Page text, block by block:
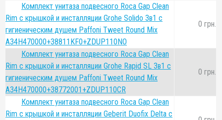
Комплект унитаза подвесного Roca Gap Clean
Rim с крышкой и инсталляции Grohe Solido 3в1 с
гигиеническим душем Paffoni Tweet Round Mix
A34H470000+38811KF0+ZDUP110NO
0 грн.
Комплект унитаза подвесного Roca Gap Clean
Rim с крышкой и инсталляции Grohe Rapid SL 3в1 с
гигиеническим душем Paffoni Tweet Round Mix
A34H470000+38772001+ZDUP110CR
0 грн.
Комплект унитаза подвесного Roca Gap Clean
Rim с крышкой и инсталляции Geberit Duofix Delta с